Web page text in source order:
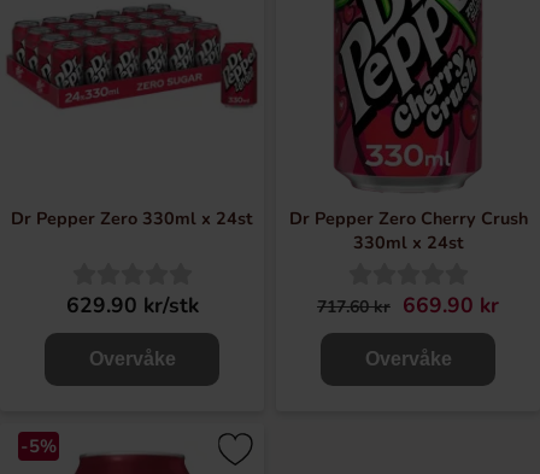
Dr Pepper Zero 330ml x 24st
629.90 kr/stk
Overvåke
Dr Pepper Zero Cherry Crush
330ml x 24st
717.60 kr 669.90 kr
Overvåke
-5%